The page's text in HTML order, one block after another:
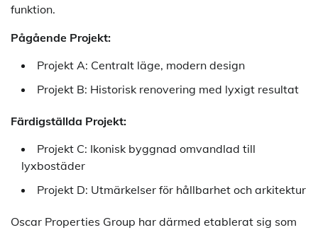
funktion.
Pågående Projekt:
Projekt A: Centralt läge, modern design
Projekt B: Historisk renovering med lyxigt resultat
Färdigställda Projekt:
Projekt C: Ikonisk byggnad omvandlad till
lyxbostäder
Projekt D: Utmärkelser för hållbarhet och arkitektur
Oscar Properties Group har därmed etablerat sig som